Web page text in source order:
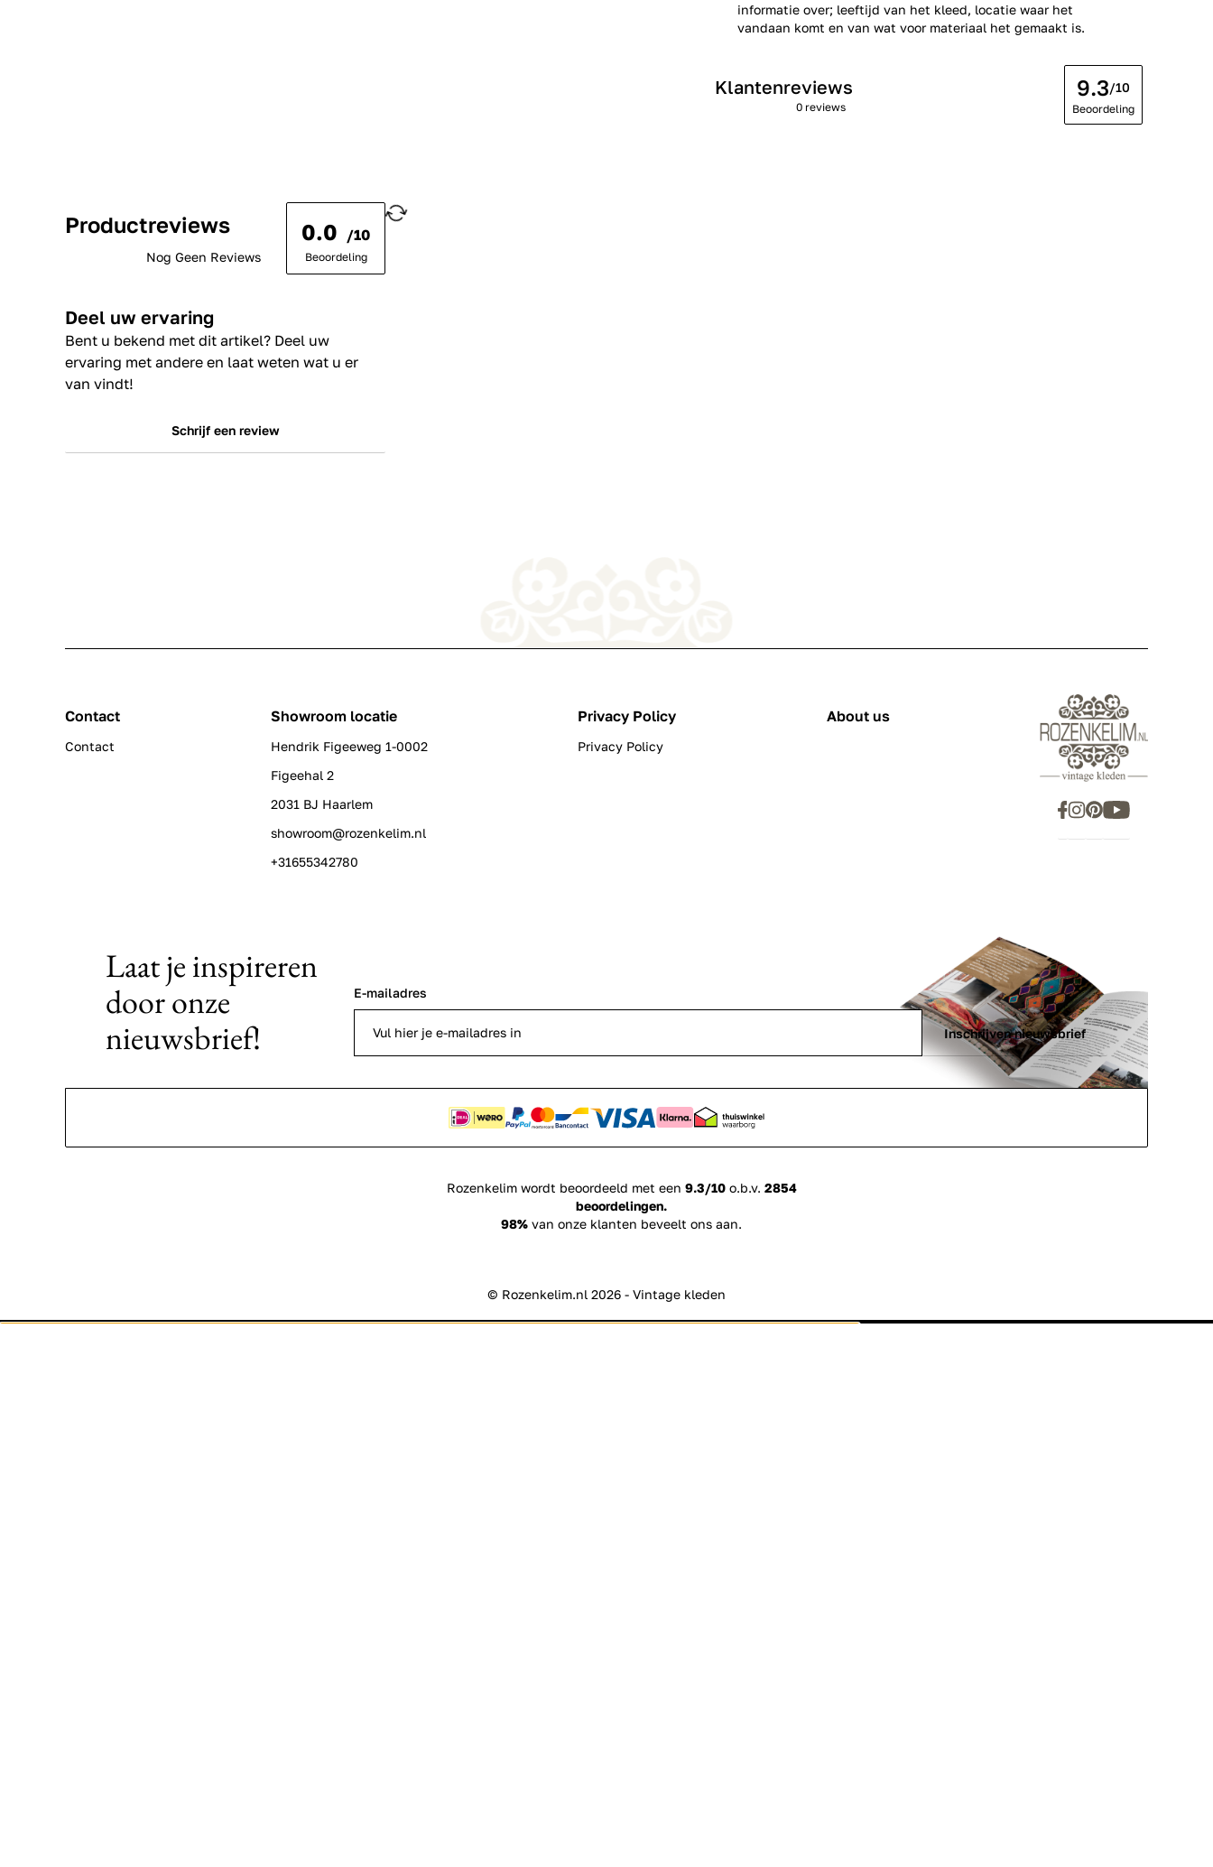
informatie over; leeftijd van het kleed, locatie waar het
vandaan komt en van wat voor materiaal het gemaakt is.
Klantenreviews
0 reviews
9.3/10
Beoordeling
Productreviews
Nog Geen Reviews
0.0 /10
Beoordeling
Deel uw ervaring
Bent u bekend met dit artikel? Deel uw
ervaring met andere en laat weten wat u er
van vindt!
Schrijf een review
Contact
Contact
Showroom locatie
Hendrik Figeeweg 1-0002
Figeehal 2
2031 BJ Haarlem
showroom@rozenkelim.nl
+31655342780
Privacy Policy
Privacy Policy
About us
Laat je inspireren
door onze
nieuwsbrief!
E-mailadres
Inschrijven nieuwsbrief
Rozenkelim wordt beoordeeld met een 9.3/10o.b.v. 2854
beoordelingen.
98% van onze klanten beveelt ons aan.
© Rozenkelim.nl 2026 - Vintage kleden